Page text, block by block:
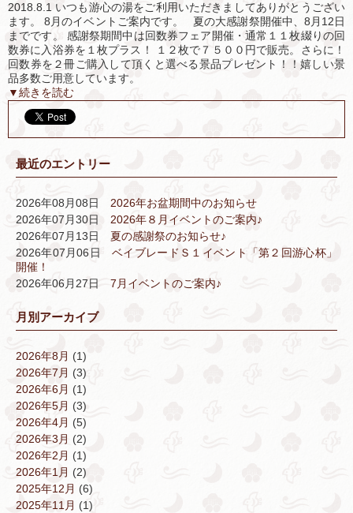
2018.8.1 いつも游心の湯をご利用いただきましてありがとうござい
ます。 8月のイベントご案内です。 夏の大感謝祭開催中、8月12日
までです。 感謝祭期間中は回数券フェア開催・通常１１枚綴りの回
数券に入浴券を１枚プラス！ １２枚で７５００円で販売。さらに！
回数券を２冊ご購入して頂くと選べる景品プレゼント！！嬉しい景
品多数ご用意しています。
▼続きを読む
最近のエントリー
2026年08月08日 2026年お盆期間中のお知らせ
2026年07月30日 2026年８月イベントのご案内♪
2026年07月13日 夏の感謝祭のお知らせ♪
2026年07月06日ベイブレードＳ１イベント「第２回游心杯」
開催！
2026年06月27日 7月イベントのご案内♪
月別アーカイブ
2026年8月 (1)
2026年7月 (3)
2026年6月 (1)
2026年5月 (3)
2026年4月 (5)
2026年3月 (2)
2026年2月 (1)
2026年1月 (2)
2025年12月 (6)
2025年11月 (1)